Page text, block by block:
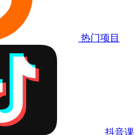
热门项目
抖音课